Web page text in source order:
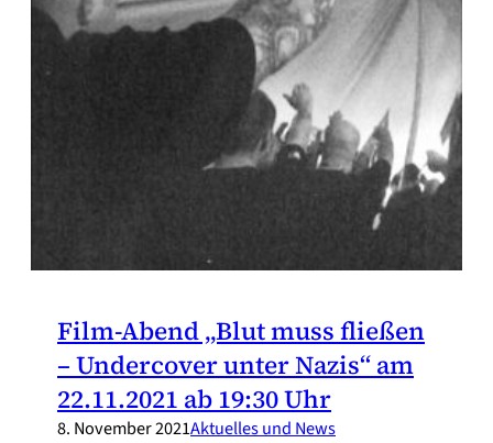
Film-Abend „Blut muss fließen
– Undercover unter Nazis“ am
22.11.2021 ab 19:30 Uhr
8. November 2021Aktuelles und News